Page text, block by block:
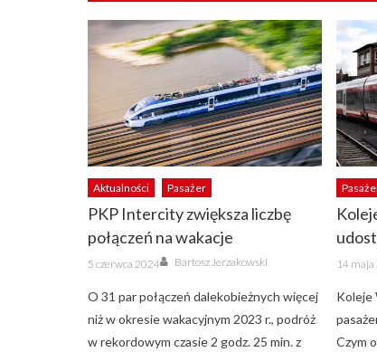
Aktualności Pasażer
PKP Intercity zwiększa liczbę
połączeń na wakacje
Posted
on
5 czerwca 2024 Author
Bartosz Jerzakowski
O 31 par połączeń dalekobieżnych więcej
niż w okresie wakacyjnym 2023 r., podróż
w rekordowym czasie 2 godz. 25 min. z
Posted
on
14
Koleje
Czym